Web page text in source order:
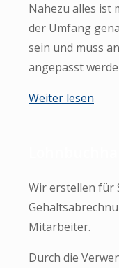
Nahezu alles ist
der Umfang
sein und muss
angepasst
Weiter lesen
Wir erstellen für
Mitarbeiter.
Durch die